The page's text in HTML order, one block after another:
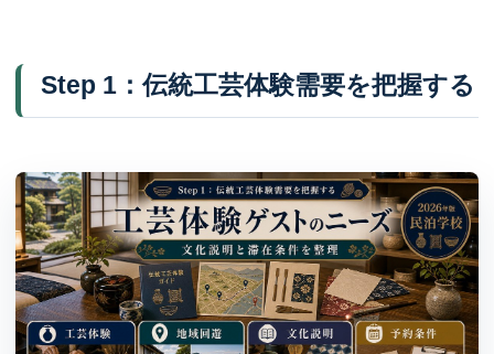
Step 1：伝統工芸体験需要を把握する